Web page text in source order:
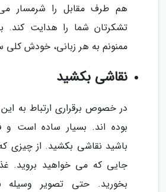
هم طرف مقابل را شرمسار می
تشکرتان شما را هدایت کند.
ممنونم به هر زبانی، خودش کلی
نقاشی بکشید
در خصوص برقراری ارتباط به
بوده اند. بسیار ساده است
باشید نقاشی بکشید. از چیزی
جایی که می خواهید بروید.
بخورید. حتی تصویر وسیله